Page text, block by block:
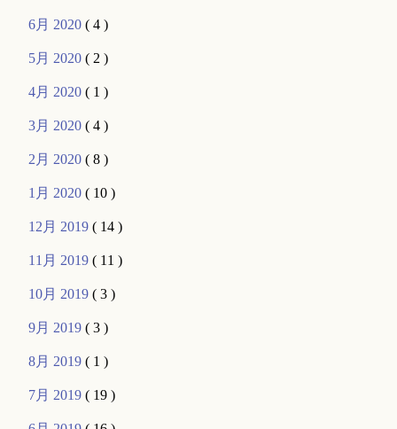
6月 2020( 4 )
5月 2020( 2 )
4月 2020( 1 )
3月 2020( 4 )
2月 2020( 8 )
1月 2020( 10 )
12月 2019( 14 )
11月 2019( 11 )
10月 2019( 3 )
9月 2019( 3 )
8月 2019( 1 )
7月 2019( 19 )